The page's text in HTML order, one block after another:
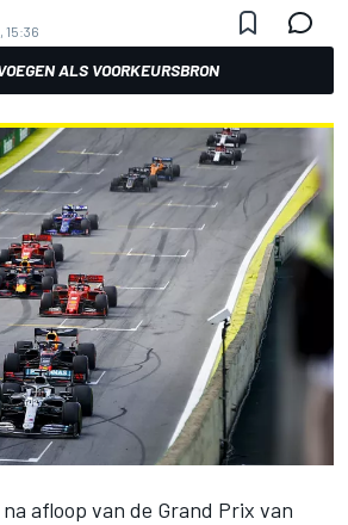
15:36
ALS VOORKEURSBRON
afloop van de Grand Prix van